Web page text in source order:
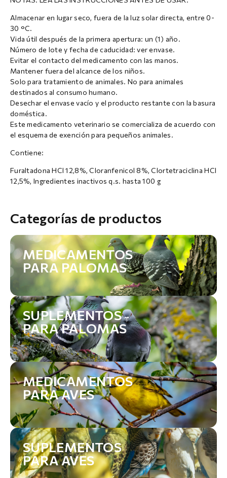
Almacenar en lugar seco, fuera de la luz solar directa, entre 0-
30 °C.
Vida útil después de la primera apertura: un (1) año.
Número de lote y fecha de caducidad: ver envase.
Evitar el contacto del medicamento con las manos.
Mantener fuera del alcance de los niños.
Solo para tratamiento de animales. No para animales
destinados al consumo humano.
Desechar el envase vacío y el producto restante con la basura
doméstica.
Este medicamento veterinario se comercializa de acuerdo con
el esquema de exención para pequeños animales.
Contiene:
Furaltadona HCl 12,8%, Cloranfenicol 8%, Clortetraciclina HCl
12,5%, Ingredientes inactivos q.s. hasta 100 g
Categorías de productos
MEDICAMENTOS
PARA PALOMAS
SUPLEMENTOS
PARA PALOMAS
MEDICAMENTOS
PARA AVES
SUPLEMENTOS
PARA AVES